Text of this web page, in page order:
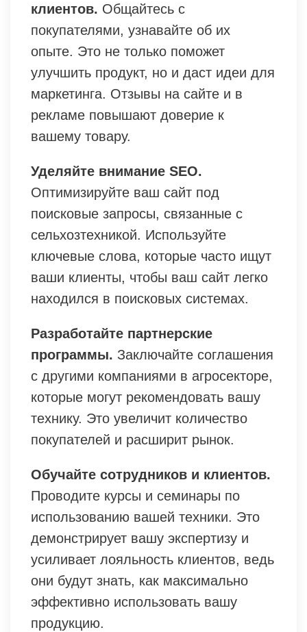
клиентов. Общайтесь с
покупателями, узнавайте об их
опыте. Это не только поможет
улучшить продукт, но и даст идеи для
маркетинга. Отзывы на сайте и в
рекламе повышают доверие к
вашему товару.
Уделяйте внимание SEO.
Оптимизируйте ваш сайт под
поисковые запросы, связанные с
сельхозтехникой. Используйте
ключевые слова, которые часто ищут
ваши клиенты, чтобы ваш сайт легко
находился в поисковых системах.
Разработайте партнерские
программы. Заключайте соглашения
с другими компаниями в агросекторе,
которые могут рекомендовать вашу
технику. Это увеличит количество
покупателей и расширит рынок.
Обучайте сотрудников и клиентов.
Проводите курсы и семинары по
использованию вашей техники. Это
демонстрирует вашу экспертизу и
усиливает лояльность клиентов, ведь
они будут знать, как максимально
эффективно использовать вашу
продукцию.